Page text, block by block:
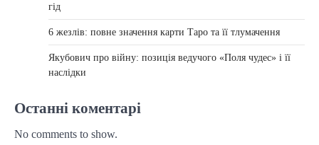
гід
6 жезлів: повне значення карти Таро та її тлумачення
Якубович про війну: позиція ведучого «Поля чудес» і її
наслідки
Останні коментарі
No comments to show.